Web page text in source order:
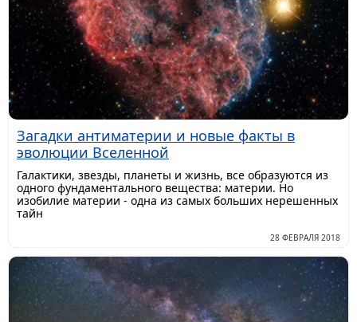
Загадки антиматерии и новые факты в
эволюции Вселенной
Галактики, звезды, планеты и жизнь, все образуются из
одного фундаментального вещества: материи. Но
изобилие материи - одна из самых больших нерешенных
тайн
28 ФЕВРАЛЯ 2018